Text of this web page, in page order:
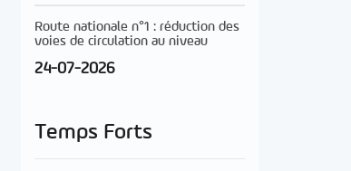
Route nationale n°1 : réduction des
voies de circulation au niveau
24-07-2026
Temps Forts